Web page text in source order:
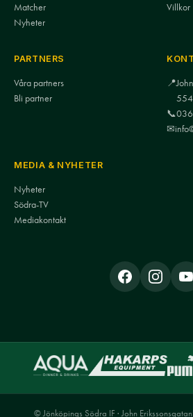
Matcher
Nyheter
Villkor
PARTNERS
Våra partners
Bli partner
📍
📞
✉
MEDIA & NYHETER
Nyheter
Södra-TV
Mediakontakt
© Jönköpings Södra IF · John